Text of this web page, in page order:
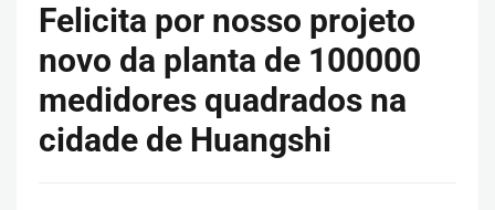
Felicita por nosso projeto
novo da planta de 100000
medidores quadrados na
cidade de Huangshi